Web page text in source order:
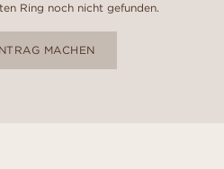
Ring noch nicht gefunden.
MACHEN